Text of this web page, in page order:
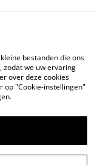
bestanden die ons
zodat we uw ervaring
over deze cookies
op "Cookie-instellingen"